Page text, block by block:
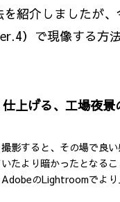
紹介しましたが
）で現像する方
仕上げる、工場夜
影すると、その場で良
たより暗かったとなる
のLightroomでよ